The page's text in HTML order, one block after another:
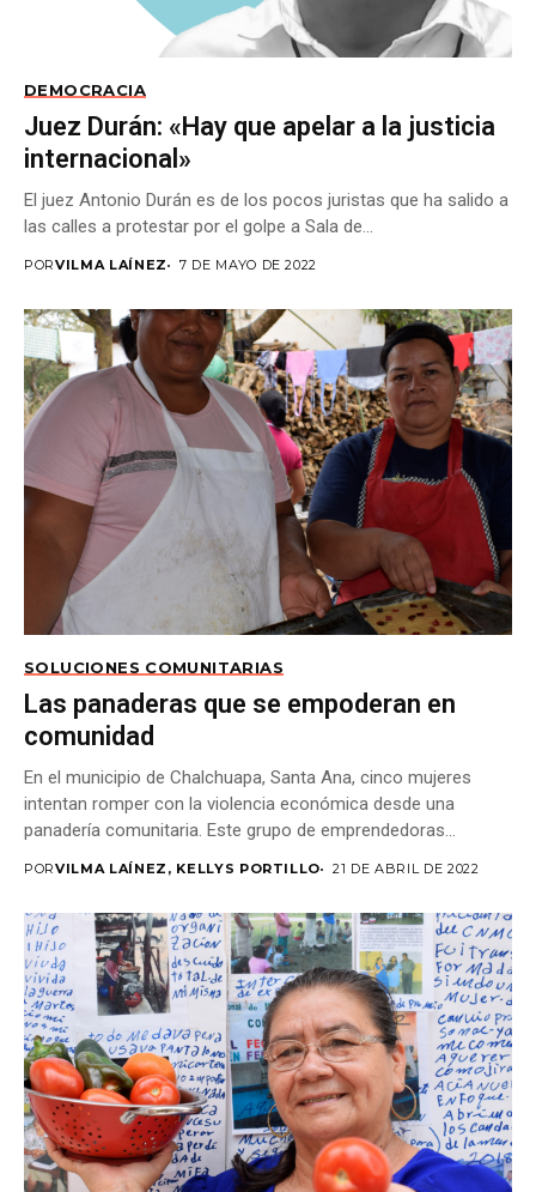
DEMOCRACIA
Juez Durán: «Hay que apelar a la justicia
internacional»
El juez Antonio Durán es de los pocos juristas que ha salido a
las calles a protestar por el golpe a Sala de...
PORVILMA LAÍNEZ 7 DE MAYO DE 2022
SOLUCIONES COMUNITARIAS
Las panaderas que se empoderan en
comunidad
En el municipio de Chalchuapa, Santa Ana, cinco mujeres
intentan romper con la violencia económica desde una
panadería comunitaria. Este grupo de emprendedoras...
PORVILMA LAÍNEZ, KELLYS PORTILLO 21 DE ABRIL DE 2022